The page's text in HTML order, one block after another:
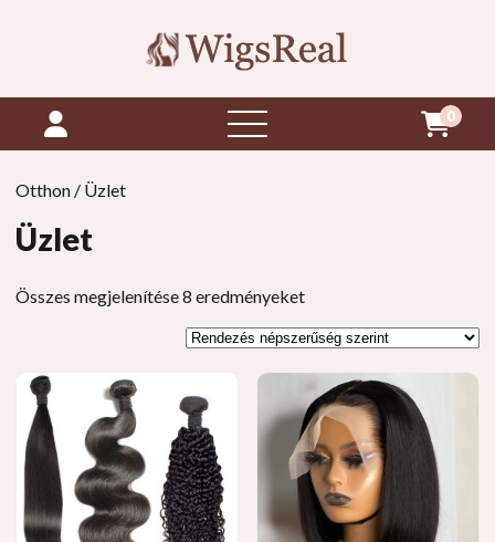
menü
megnyitása
0
Otthon / Üzlet
Üzlet
Összes megjelenítése 8 eredményeketNépszerűség
rendezve